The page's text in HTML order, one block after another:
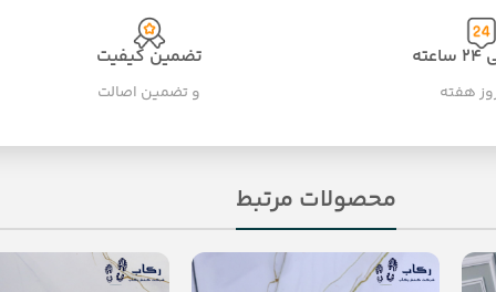
تضمین کیفیت
و تضمین اصالت
محصولات مرتبط